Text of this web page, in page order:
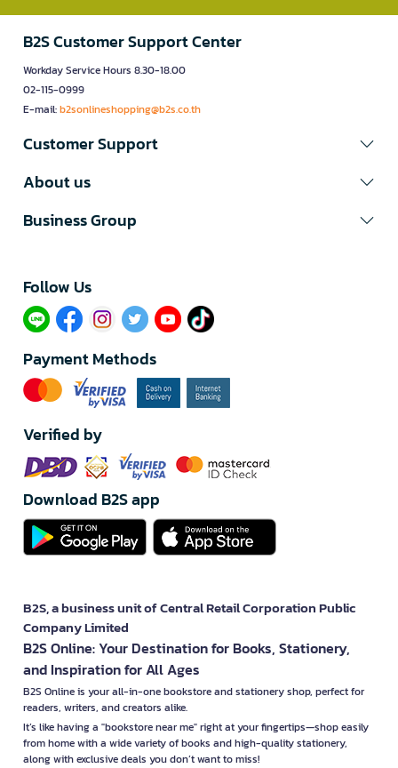
B2S Customer Support Center
Workday Service Hours 8.30-18.00
02-115-0999
E-mail:b2sonlineshopping@b2s.co.th
Customer Support
About us
Business Group
Follow Us​
Payment Methods
Verified by
Download B2S app
B2S, a business unit of Central Retail Corporation Public
Company Limited
B2S Online: Your Destination for Books, Stationery,
and Inspiration for All Ages
B2S Online is your all-in-one bookstore and stationery shop, perfect for
readers, writers, and creators alike.
It’s like having a "bookstore near me" right at your fingertips—shop easily
from home with a wide variety of books and high-quality stationery,
along with exclusive deals you don’t want to miss!